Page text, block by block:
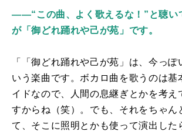
――“この曲、よく歌えるな！”と聴い
が「御どれ踊れや己が苑」です。
「「御どれ踊れや己が苑」は、今っぽ
いう楽曲です。ボカロ曲を歌うのは基
イドなので、人間の息継ぎとかを考え
すからね（笑）。でも、それをちゃん
て、そこに照明とかも使って演出した